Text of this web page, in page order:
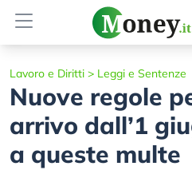
Lavoro e Diritti > Leggi e Sentenze
Nuove regole
arrivo dall’1
a queste multe